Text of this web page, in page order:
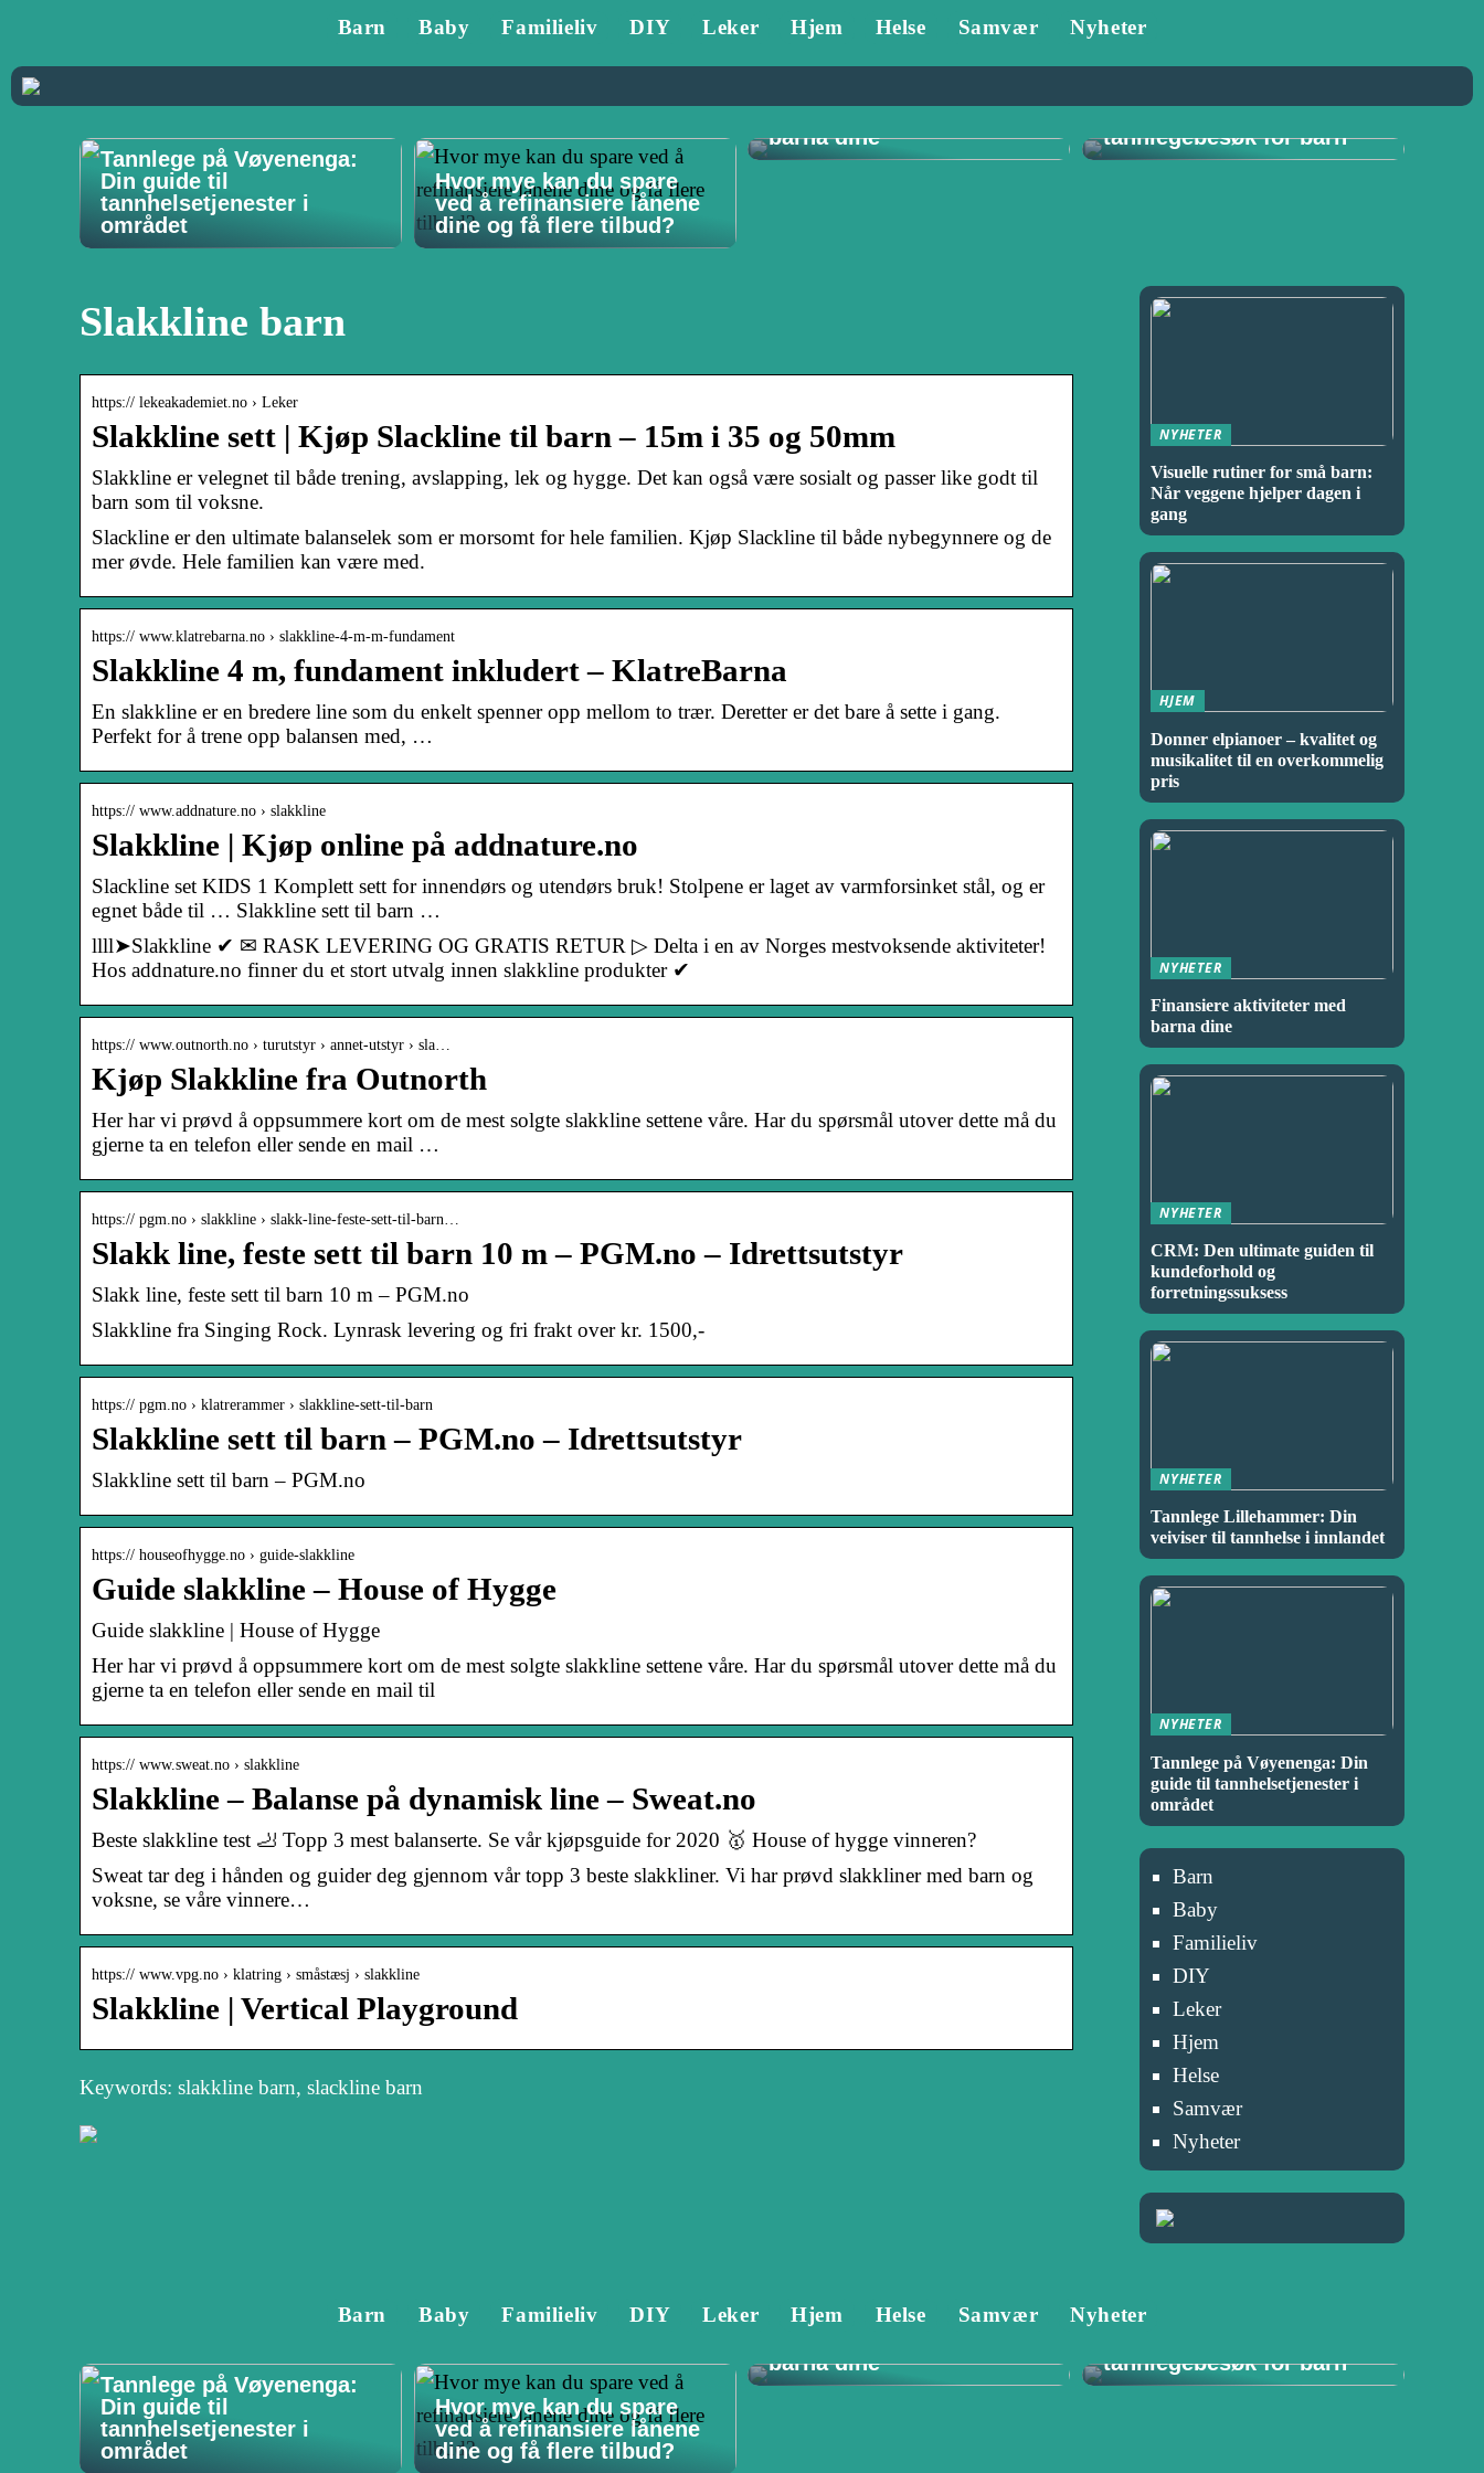
Barn Baby Familieliv DIY Leker Hjem Helse Samvær Nyheter
Tannlege på Vøyenenga:
Din guide til
tannhelsetjenester i
området
Hvor mye kan du spare
ved å refinansiere lånene
dine og få flere tilbud?
barna dine
Tannlege i Porsgrunn:
tannlegebesøk for barn
Slakkline barn
https:// lekeakademiet.no › Leker
Slakkline sett | Kjøp Slackline til barn – 15m i 35 og 50mm
Slakkline er velegnet til både trening, avslapping, lek og hygge. Det kan også være sosialt og passer like godt til
barn som til voksne.
Slackline er den ultimate balanselek som er morsomt for hele familien. Kjøp Slackline til både nybegynnere og de
mer øvde. Hele familien kan være med.
https:// www.klatrebarna.no › slakkline-4-m-m-fundament
Slakkline 4 m, fundament inkludert – KlatreBarna
En slakkline er en bredere line som du enkelt spenner opp mellom to trær. Deretter er det bare å sette i gang.
Perfekt for å trene opp balansen med, …
https:// www.addnature.no › slakkline
Slakkline | Kjøp online på addnature.no
Slackline set KIDS 1 Komplett sett for innendørs og utendørs bruk! Stolpene er laget av varmforsinket stål, og er
egnet både til … Slakkline sett til barn …
llll➤Slakkline ✔ ✉ RASK LEVERING OG GRATIS RETUR ▷ Delta i en av Norges mestvoksende aktiviteter!
Hos addnature.no finner du et stort utvalg innen slakkline produkter ✔
https:// www.outnorth.no › turutstyr › annet-utstyr › sla…
Kjøp Slakkline fra Outnorth
Her har vi prøvd å oppsummere kort om de mest solgte slakkline settene våre. Har du spørsmål utover dette må du
gjerne ta en telefon eller sende en mail …
https:// pgm.no › slakkline › slakk-line-feste-sett-til-barn…
Slakk line, feste sett til barn 10 m – PGM.no – Idrettsutstyr
Slakk line, feste sett til barn 10 m – PGM.no
Slakkline fra Singing Rock. Lynrask levering og fri frakt over kr. 1500,-
https:// pgm.no › klatrerammer › slakkline-sett-til-barn
Slakkline sett til barn – PGM.no – Idrettsutstyr
Slakkline sett til barn – PGM.no
https:// houseofhygge.no › guide-slakkline
Guide slakkline – House of Hygge
Guide slakkline | House of Hygge
Her har vi prøvd å oppsummere kort om de mest solgte slakkline settene våre. Har du spørsmål utover dette må du
gjerne ta en telefon eller sende en mail til
https:// www.sweat.no › slakkline
Slakkline – Balanse på dynamisk line – Sweat.no
Beste slakkline test 🦶 Topp 3 mest balanserte. Se vår kjøpsguide for 2020 🥇 House of hygge vinneren?
Sweat tar deg i hånden og guider deg gjennom vår topp 3 beste slakkliner. Vi har prøvd slakkliner med barn og
voksne, se våre vinnere…
https:// www.vpg.no › klatring › småstæsj › slakkline
Slakkline | Vertical Playground
Keywords: slakkline barn, slackline barn
NYHETER
Visuelle rutiner for små barn:
Når veggene hjelper dagen i
gang
HJEM
Donner elpianoer – kvalitet og
musikalitet til en overkommelig
pris
NYHETER
Finansiere aktiviteter med
barna dine
NYHETER
CRM: Den ultimate guiden til
kundeforhold og
forretningssuksess
NYHETER
Tannlege Lillehammer: Din
veiviser til tannhelse i innlandet
NYHETER
Tannlege på Vøyenenga: Din
guide til tannhelsetjenester i
området
Barn
Baby
Familieliv
DIY
Leker
Hjem
Helse
Samvær
Nyheter
Barn Baby Familieliv DIY Leker Hjem Helse Samvær Nyheter
Tannlege på Vøyenenga:
Din guide til
tannhelsetjenester i
området
Hvor mye kan du spare
ved å refinansiere lånene
dine og få flere tilbud?
Tannlege Stavanger –
barna dine
Viktigheten av
tannlegebesøk for barn